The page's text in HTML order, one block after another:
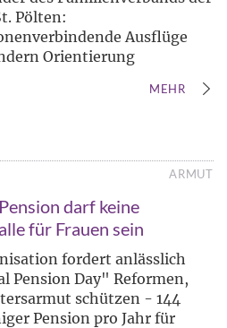
Pölten:
Ausflüge
Orientierung
MEHR
ARMUT
darf keine
für Frauen sein
fordert anlässlich
Pension Day" Reformen,
schützen - 144
Pension pro Jahr für